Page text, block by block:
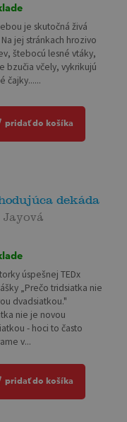
je skutočná živá
jej stránkach hrozivo
štebocú lesné vtáky,
bzučia včely, vykrikujú
čajky......
pridať do košíka
dekáda
Jayová
úspešnej TEDx
„Prečo tridsiatka nie
dvadsiatkou."
nie je novou
- hoci to často
v...
pridať do košíka